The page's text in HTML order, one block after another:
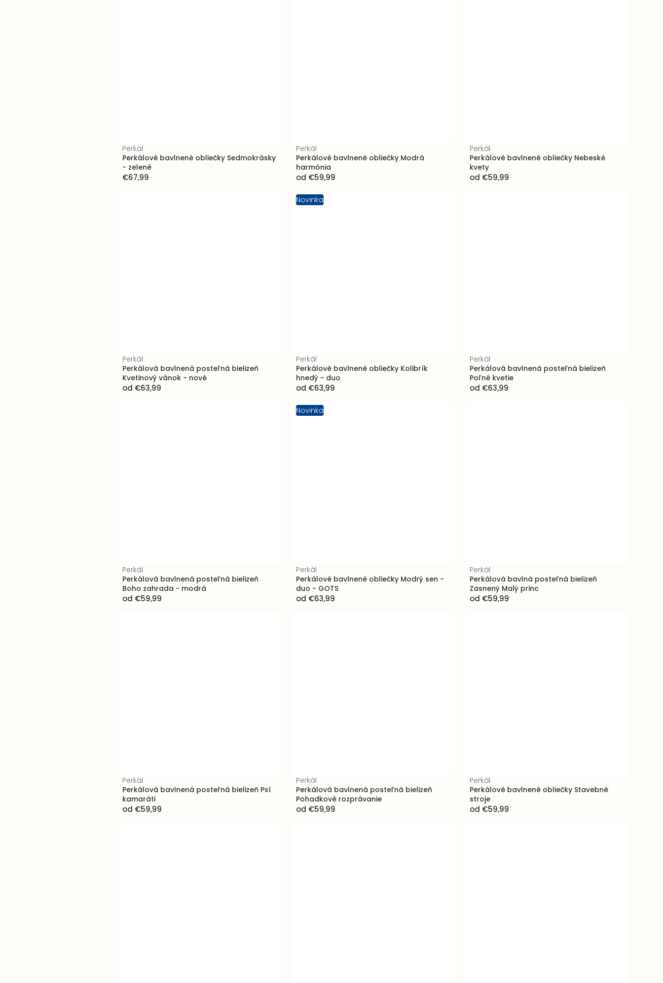
Perkál
Perkálové bavlnené obliečky Sedmokrásky
- zelené
€67,99
Perkál
Perkálové bavlnené obliečky Modrá
harmónia
od €59,99
Perkál
Perkálové bavlnené obliečky Nebeské
kvety
od €59,99
Perkál
Perkálová bavlnená posteľná bielizeň
Kvetinový vánok - nové
od €63,99
Novinka
Perkál
Perkálové bavlnené obliečky Kolibrík
hnedý - duo
od €63,99
Perkál
Perkálová bavlnená posteľná bielizeň
Poľné kvetie
od €63,99
Perkál
Perkálová bavlnená posteľná bielizeň
Boho zahrada - modrá
od €59,99
Novinka
Perkál
Perkálové bavlnené obliečky Modrý sen -
duo - GOTS
od €63,99
Perkál
Perkálová bavlná posteľná bielizeň
Zasnený Malý princ
od €59,99
Perkál
Perkálová bavlnená posteľná bielizeň Psí
kamaráti
od €59,99
Perkál
Perkálová bavlnená posteľná bielizeň
Pohadkové rozprávanie
od €59,99
Perkál
Perkálové bavlnené obliečky Stavebné
stroje
od €59,99